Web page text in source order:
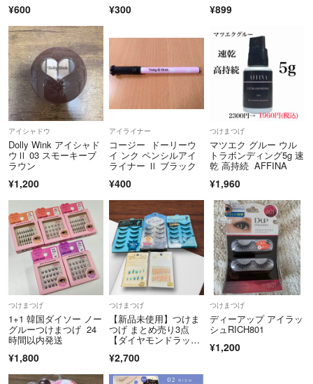
¥600 ¥300 ¥899
アイシャドウ
Dolly Wink アイシャド
ウⅡ 03 スモーキーブ
ラウン
¥1,200
アイライナー
コージー ドーリーウ
イ ンク ペンシルアイ
ライナー Ⅱ ブラック
¥400
つけまつげ
マツエク グルー ウル
トラボンディング5g 速
乾 高持続 AFFINA
¥1,960
つけまつげ
1+1 韓国ダイソー ノー
グルーつけまつげ 24
時間以内発送
¥1,800
つけまつげ
【新品未使用】つけま
つげ まとめ売り3点
【ダイヤモンドラッシ
ル付
¥2,700
つけまつげ
ディーアップ アイラッ
シュRICH801
¥1,200